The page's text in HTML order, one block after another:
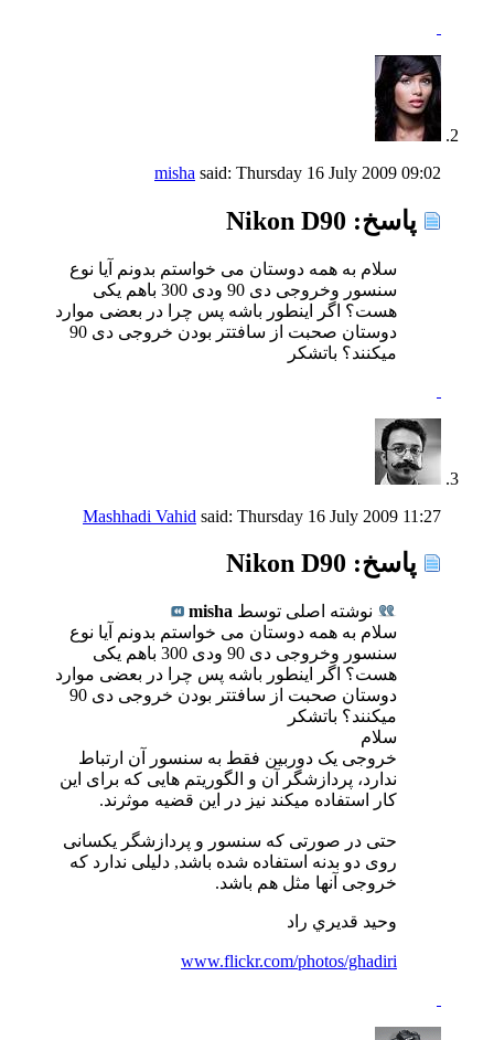
misha said: Thursday 16 July 2009 09:02
پاسخ: Nikon D90
سلام به همه دوستان می خواستم بدونم آیا نوع
سنسور وخروجی دی 90 ودی 300 باهم یکی
هست؟ اگر اینطور باشه پس چرا در بعضی موارد
دوستان صحبت از سافتتر بودن خروجی دی 90
میکنند؟ باتشکر
Mashhadi Vahid said: Thursday 16 July 2009 11:27
پاسخ: Nikon D90
نوشته اصلی توسط misha
سلام به همه دوستان می خواستم بدونم آیا نوع
سنسور وخروجی دی 90 ودی 300 باهم یکی
هست؟ اگر اینطور باشه پس چرا در بعضی موارد
دوستان صحبت از سافتتر بودن خروجی دی 90
میکنند؟ باتشکر
سلام
خروجی یک دوربین فقط به سنسور آن ارتباط
ندارد، پردازشگر آن و الگوریتم هایی که برای این
کار استفاده میکند نیز در این قضیه موثرند.
حتی در صورتی که سنسور و پردازشگر یکسانی
روی دو بدنه استفاده شده باشد, دلیلی ندارد که
خروجی آنها مثل هم باشد.
وحيد قديري راد
www.flickr.com/photos/ghadiri